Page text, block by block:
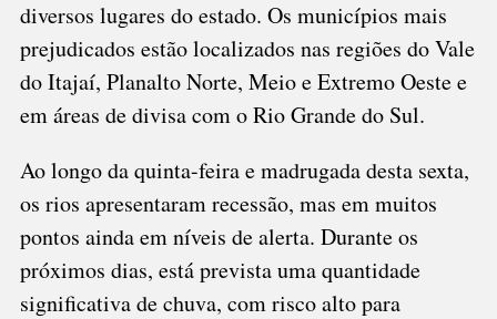
diversos lugares do estado. Os municípios mais
prejudicados estão localizados nas regiões do Vale
do Itajaí, Planalto Norte, Meio e Extremo Oeste e
em áreas de divisa com o Rio Grande do Sul.
Ao longo da quinta-feira e madrugada desta sexta,
os rios apresentaram recessão, mas em muitos
pontos ainda em níveis de alerta. Durante os
próximos dias, está prevista uma quantidade
significativa de chuva, com risco alto para